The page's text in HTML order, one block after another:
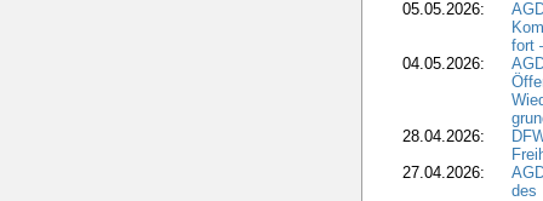
05.05.2026:
fort
04.05.2026:
28.04.2026:
27.04.2026:
des